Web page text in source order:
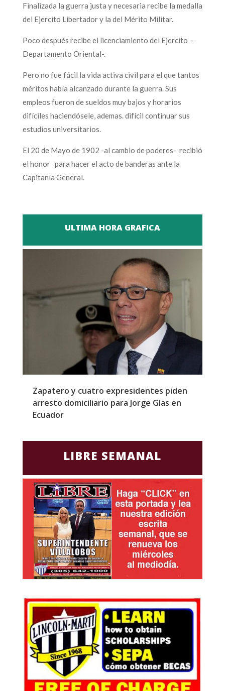
Finalizada la guerra justa y necesaria recibe la medalla
del Ejercito Libertador y la del Mérito Militar.
Poco después recibe el licenciamiento del Ejercito -
Departamento Oriental-.
Pero no fue fácil la vida activa civil para el que tantos
méritos había alcanzado durante la guerra. Sus
empleos fueron de sueldos muy bajos y horarios
difíciles haciendósele, ademas. difícil continuar sus
estudios universitarios.
El 20 de Mayo de 1902 -al cambio de poderes- recibió
el honor para hacer el acto de banderas ante la
Capitanía General.
ULTIMA HORA GRAFICA
Zapatero y cuatro expresidentes piden
arresto domiciliario para Jorge Glas en
Ecuador
LIBRE SEMANAL